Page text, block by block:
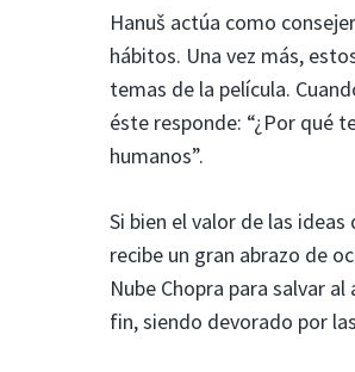
Hanuš actúa como
hábitos. Una vez más,
temas de la película.
éste responde: “¿Por qué
humanos”.
Si bien el valor de las
recibe un gran abrazo de
Nube Chopra para salvar
fin, siendo devorado por